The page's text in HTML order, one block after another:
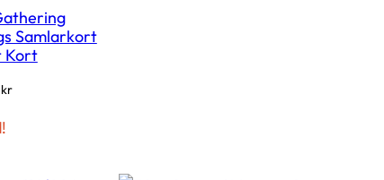
Samlarkort
Kort
kr